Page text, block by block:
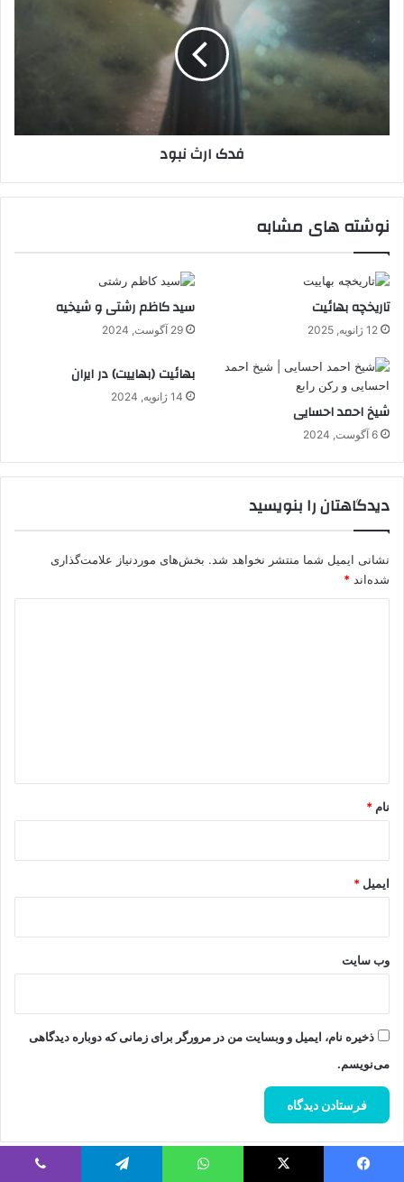
فدک ارث نبود
نوشته های مشابه
تاریخچه بهائیت
12 ژانویه, 2025
سید کاظم رشتی و شیخیه
29 آگوست, 2024
شیخ احمد احسایی
6 آگوست, 2024
بهائیت (بهاییت) در ایران
14 ژانویه, 2024
دیدگاهتان را بنویسید
نشانی ایمیل شما منتشر نخواهد شد. بخش‌های موردنیاز علامت‌گذاری
شده‌اند *
نام *
ایمیل *
وب‌ سایت
ذخیره نام، ایمیل و وبسایت من در مرورگر برای زمانی که دوباره دیدگاهی
می‌نویسم.